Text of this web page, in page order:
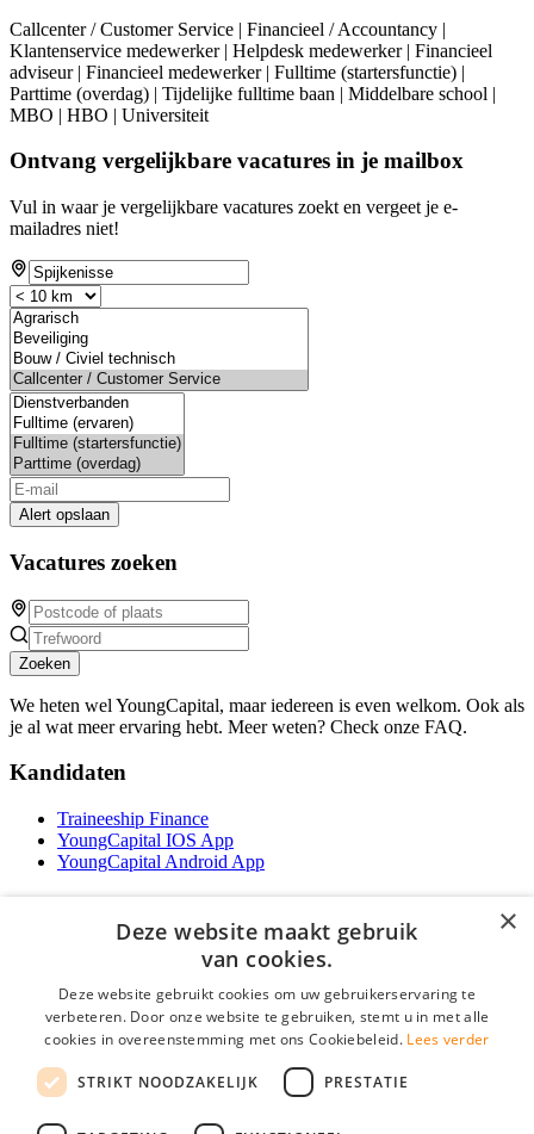
Callcenter / Customer Service | Financieel / Accountancy |
Klantenservice medewerker | Helpdesk medewerker | Financieel
adviseur | Financieel medewerker | Fulltime (startersfunctie) |
Parttime (overdag) | Tijdelijke fulltime baan | Middelbare school |
MBO | HBO | Universiteit
Ontvang vergelijkbare vacatures in je mailbox
Vul in waar je vergelijkbare vacatures zoekt en vergeet je e-
mailadres niet!
Alert opslaan
Vacatures zoeken
Zoeken
We heten wel YoungCapital, maar iedereen is even welkom. Ook als
je al wat meer ervaring hebt. Meer weten? Check onze FAQ.
Kandidaten
Traineeship Finance
YoungCapital IOS App
YoungCapital Android App
Contractvormen
Brochure aanvragen
Vacature aanmelden
Partners
Contact
×
Deze website maakt gebruik
van cookies.
Deze website gebruikt cookies om uw gebruikerservaring te
verbeteren. Door onze website te gebruiken, stemt u in met alle
cookies in overeenstemming met ons Cookiebeleid. Lees verder
STRIKT NOODZAKELIJK PRESTATIE